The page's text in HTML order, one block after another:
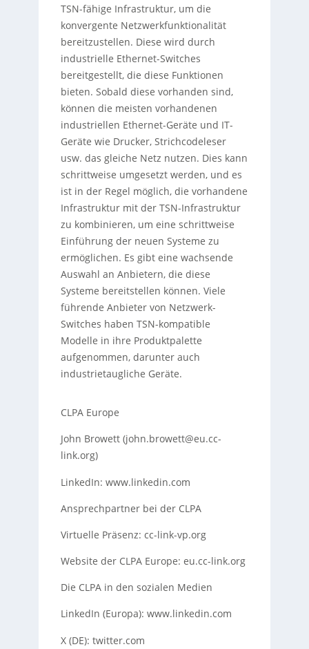
TSN-fähige Infrastruktur, um die
konvergente Netzwerkfunktionalität
bereitzustellen. Diese wird durch
industrielle Ethernet-Switches
bereitgestellt, die diese Funktionen
bieten. Sobald diese vorhanden sind,
können die meisten vorhandenen
industriellen Ethernet-Geräte und IT-
Geräte wie Drucker, Strichcodeleser
usw. das gleiche Netz nutzen. Dies kann
schrittweise umgesetzt werden, und es
ist in der Regel möglich, die vorhandene
Infrastruktur mit der TSN-Infrastruktur
zu kombinieren, um eine schrittweise
Einführung der neuen Systeme zu
ermöglichen. Es gibt eine wachsende
Auswahl an Anbietern, die diese
Systeme bereitstellen können. Viele
führende Anbieter von Netzwerk-
Switches haben TSN-kompatible
Modelle in ihre Produktpalette
aufgenommen, darunter auch
industrietaugliche Geräte.
CLPA Europe
John Browett (john.browett@eu.cc-
link.org)
LinkedIn: www.linkedin.com
Ansprechpartner bei der CLPA
Virtuelle Präsenz: cc-link-vp.org
Website der CLPA Europe: eu.cc-link.org
Die CLPA in den sozialen Medien
LinkedIn (Europa): www.linkedin.com
X (DE): twitter.com